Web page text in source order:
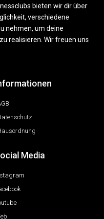
bieten wir dir über
verschiedene
nehmen, um deine
realisieren. Wir freuen uns
Media